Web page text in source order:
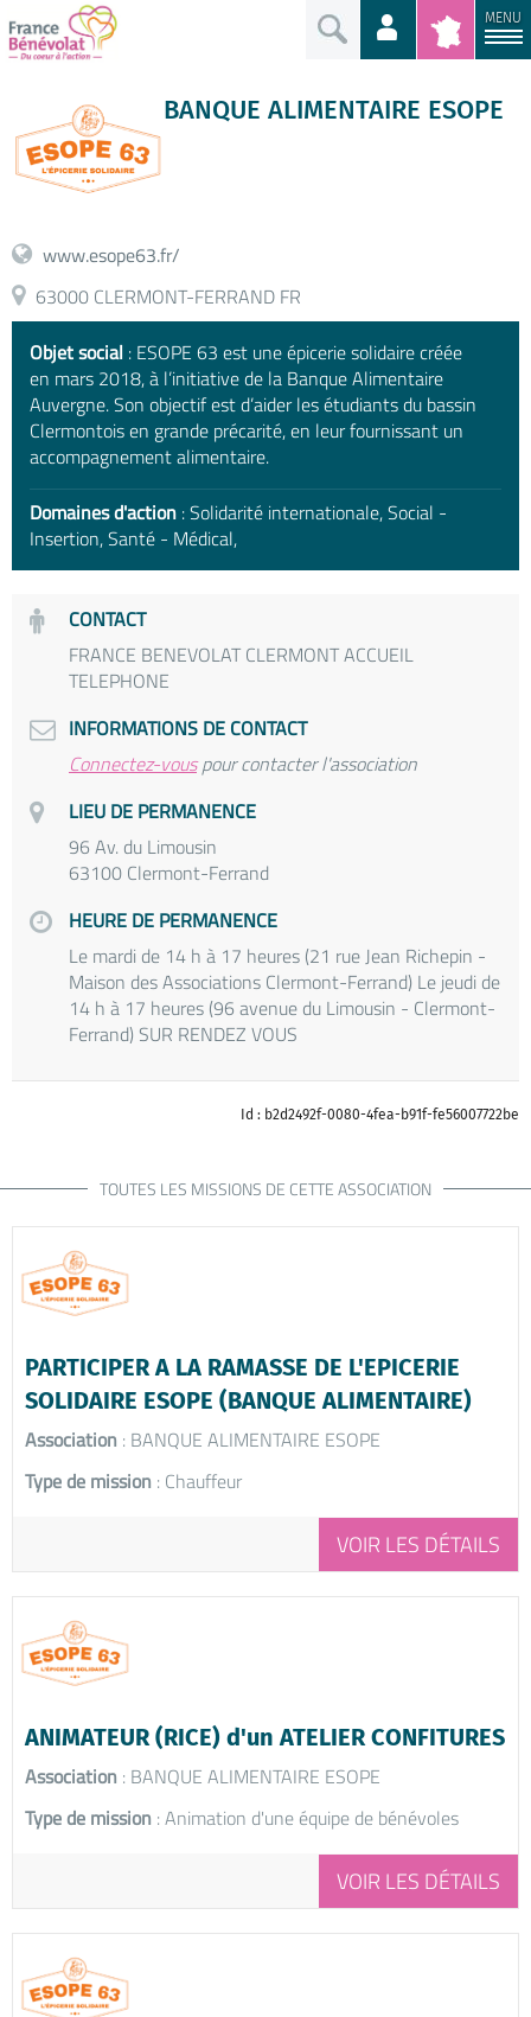
MENU
BANQUE ALIMENTAIRE ESOPE
www.esope63.fr/
63000 CLERMONT-FERRAND FR
Objet social : ESOPE 63 est une épicerie solidaire créée
en mars 2018, à l’initiative de la Banque Alimentaire
Auvergne. Son objectif est d’aider les étudiants du bassin
Clermontois en grande précarité, en leur fournissant un
accompagnement alimentaire.
Domaines d'action : Solidarité internationale, Social -
Insertion, Santé - Médical,
CONTACT
FRANCE BENEVOLAT CLERMONT ACCUEIL
TELEPHONE
INFORMATIONS DE CONTACT
Connectez-vouspour contacter l'association
LIEU DE PERMANENCE
96 Av. du Limousin
63100 Clermont-Ferrand
HEURE DE PERMANENCE
Le mardi de 14 h à 17 heures (21 rue Jean Richepin -
Maison des Associations Clermont-Ferrand) Le jeudi de
14 h à 17 heures (96 avenue du Limousin - Clermont-
Ferrand) SUR RENDEZ VOUS
Id : b2d2492f-0080-4fea-b91f-fe56007722be
TOUTES LES MISSIONS DE CETTE ASSOCIATION
PARTICIPER A LA RAMASSE DE L'EPICERIE
SOLIDAIRE ESOPE (BANQUE ALIMENTAIRE)
Association : BANQUE ALIMENTAIRE ESOPE
Type de mission : Chauffeur
VOIR LES DÉTAILS
ANIMATEUR (RICE) d'un ATELIER CONFITURES
Association : BANQUE ALIMENTAIRE ESOPE
Type de mission : Animation d'une équipe de bénévoles
VOIR LES DÉTAILS